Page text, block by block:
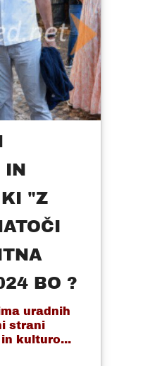
KI "Z
BO ?
uradnih
strani
kulturo...